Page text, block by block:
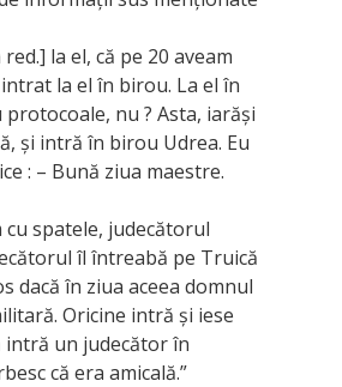
la el, că pe 20 aveam
la el în birou. La el în
nu ? Asta, iarăși
și intră în birou Udrea. Eu
: – Bună ziua maestre.
spatele, judecătorul
îl întreabă pe Truică
dacă în ziua aceea domnul
Oricine intră și iese
un judecător în
că era amicală.”